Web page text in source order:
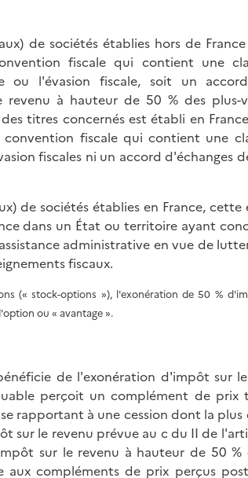
de sociétés établies hors de
fiscale qui contient une
l'évasion fiscale, soit un
à hauteur de 50 % des plus-
titres concernés est établi en
fiscale qui contient une
fiscales ni un accord d'échanges
de sociétés établies en France,
dans un État ou territoire ayant
administrative en vue de
fiscaux.
(« stock-options »), l'exonération de 50 %
ou « avantage ».
de l'exonération d'impôt sur
perçoit un complément de prix
se rapportant à une cession dont la plus
sur le revenu prévue au c du II de
sur le revenu à hauteur de 50
compléments de prix perçus